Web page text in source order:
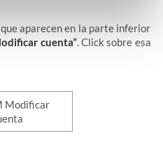
aparecen en la parte inferior
cuenta”. Click sobre esa